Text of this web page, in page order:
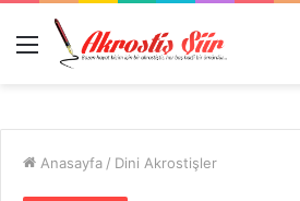
Menü
Anasayfa / Dini Akrostişler